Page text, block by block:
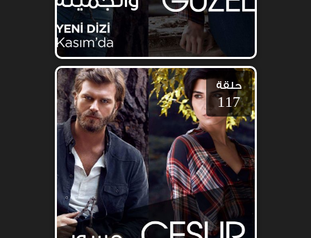
حلقة
117